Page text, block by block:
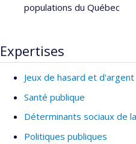
populations du Québec
Expertises
Jeux de hasard et d'argent
Santé publique
Déterminants sociaux de
Politiques publiques